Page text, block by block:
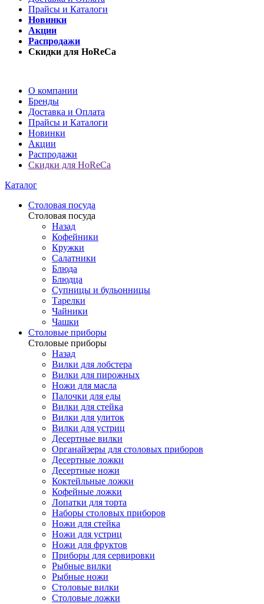
Прайсы и Каталоги
Новинки
Акции
Распродажи
Скидки для HoReCa
О компании
Бренды
Доставка и Оплата
Прайсы и Каталоги
Новинки
Акции
Распродажи
Скидки для HoReCa
Каталог
Столовая посуда
Столовая посуда
Назад
Кофейники
Кружки
Салатники
Блюда
Блюдца
Супницы и бульонницы
Тарелки
Чайники
Чашки
Cтоловые приборы
Cтоловые приборы
Назад
Вилки для лобстера
Вилки для пирожных
Ножи для масла
Палочки для еды
Вилки для стейка
Вилки для улиток
Вилки для устриц
Десертные вилки
Органайзеры для столовых приборов
Десертные ложки
Десертные ножи
Коктейльные ложки
Кофейные ложки
Лопатки для торта
Наборы столовых приборов
Ножи для стейка
Ножи для устриц
Ножи для фруктов
Приборы для сервировки
Рыбные вилки
Рыбные ножи
Столовые вилки
Столовые ложки